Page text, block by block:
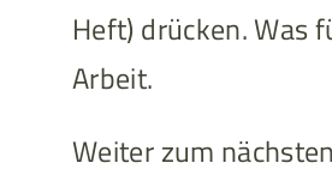
Heft) drücken. Was
Arbeit.
Weiter zum